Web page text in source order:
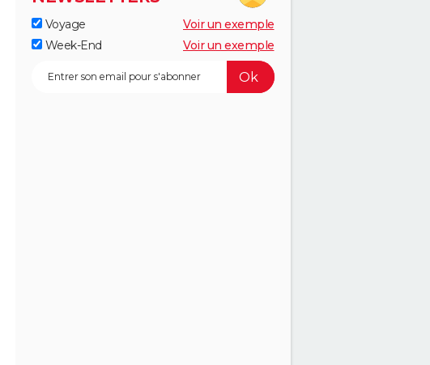
Voyage
Voir un exemple
Week-End
Voir un exemple